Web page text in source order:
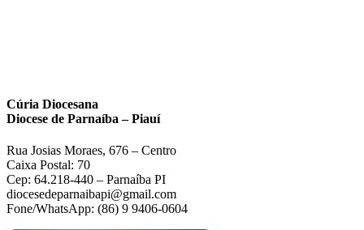
Cúria Diocesana
Diocese de Parnaíba – Piauí
Rua Josias Moraes, 676 – Centro
Caixa Postal: 70
Cep: 64.218-440 – Parnaíba PI
diocesedeparnaibapi@gmail.com
Fone/WhatsApp: (86) 9 9406-0604